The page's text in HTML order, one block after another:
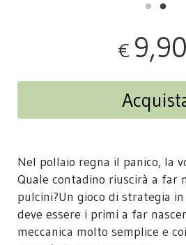
€ 9,90
Nel pollaio regna il panico, la
Quale contadino riuscirà a far
pulcini?Un gioco di strategia
deve essere i primi a far
meccanica molto semplice e